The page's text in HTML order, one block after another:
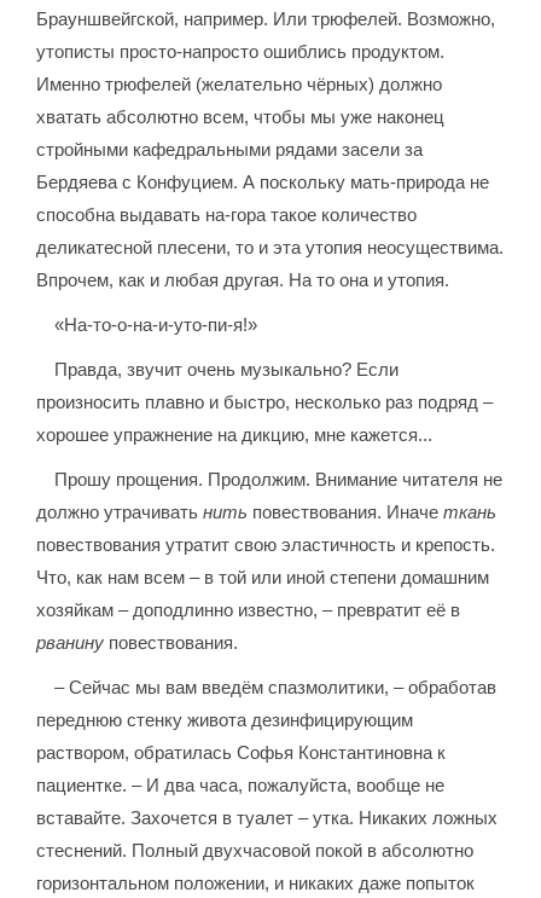
Брауншвейгской, например. Или трюфелей. Возможно,
утописты просто-напросто ошиблись продуктом.
Именно трюфелей (желательно чёрных) должно
хватать абсолютно всем, чтобы мы уже наконец
стройными кафедральными рядами засели за
Бердяева с Конфуцием. А поскольку мать-природа не
способна выдавать на-гора такое количество
деликатесной плесени, то и эта утопия неосуществима.
Впрочем, как и любая другая. На то она и утопия.
«На-то-о-на-и-уто-пи-я!»
Правда, звучит очень музыкально? Если
произносить плавно и быстро, несколько раз подряд –
хорошее упражнение на дикцию, мне кажется...
Прошу прощения. Продолжим. Внимание читателя не
должно утрачиватьнить повествования. Иначеткань
повествования утратит свою эластичность и крепость.
Что, как нам всем – в той или иной степени домашним
хозяйкам – доподлинно известно, – превратит её в
рванину повествования.
– Сейчас мы вам введём спазмолитики, – обработав
переднюю стенку живота дезинфицирующим
раствором, обратилась Софья Константиновна к
пациентке. – И два часа, пожалуйста, вообще не
вставайте. Захочется в туалет – утка. Никаких ложных
стеснений. Полный двухчасовой покой в абсолютно
горизонтальном положении, и никаких даже попыток